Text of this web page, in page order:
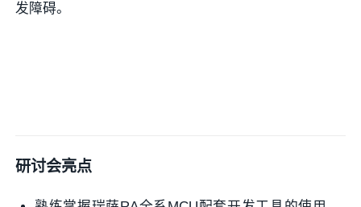
发障碍。
研讨会亮点